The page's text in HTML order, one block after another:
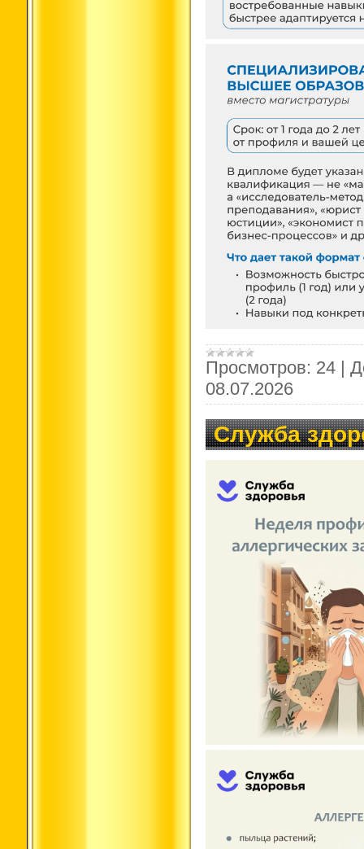
Просмотров: 24 |
08.07.2026
Служба